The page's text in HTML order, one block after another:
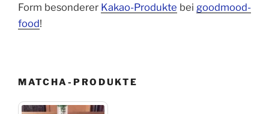
Form besonderer Kakao-Produkte bei goodmood-
food!
MATCHA-PRODUKTE